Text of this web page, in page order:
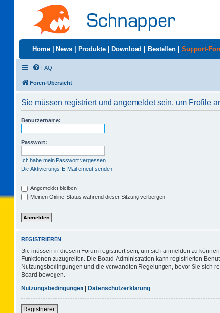
Home News Produkte Download Bestellen Support-
FAQ
Foren-Übersicht
Sie müssen registriert und angemeldet sein, um Profile
Benutzername:
Passwort:
Ich habe mein Passwort vergessen
Die Aktivierungs-E-Mail erneut senden
Angemeldet bleiben
Meinen Online-Status während dieser Sitzung verbergen
REGISTRIEREN
Sie müssen in diesem Forum registriert sein, um sich anmelden zu
Funktionen zuzugreifen. Die Board-Administration kann registrierten
Nutzungsbedingungen und die verwandten Regelungen, bevor Sie sich
Board bewegen.
Nutzungsbedingungen | Datenschutzerklärung
Registrieren